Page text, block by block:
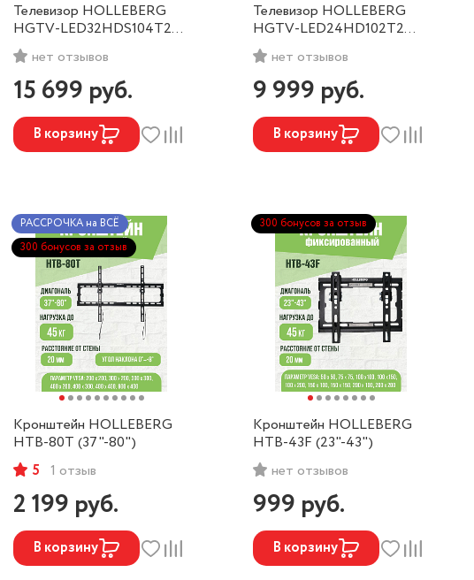
Телевизор HOLLEBERG
HGTV-LED32HDS104T2
(SmartTV, Frameless)
нет отзывов
15 699 руб.
В корзину
Телевизор HOLLEBERG
HGTV-LED24HD102T2
(SmartTV, Google,
Frameless)
нет отзывов
9 999 руб.
В корзину
Кронштейн HOLLEBERG
HTB-80T (37"-80")
5 1 отзыв
2 199 руб.
В корзину
РАССРОЧКА на ВСЁ
300 бонусов за отзыв
Кронштейн HOLLEBERG
HTB-43F (23"-43")
нет отзывов
999 руб.
В корзину
300 бонусов за отзыв